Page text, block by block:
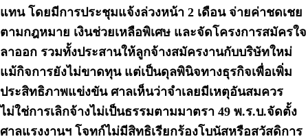
แทน โดยมีการประชุมแจ้งล่วงหน้า 2 เดือน จ่ายค่าชดเชย
ตามกฎหมาย เงินช่วยเหลือพิเศษ และจัดโครงการสมัครใจ
ลาออก รวมทั้งประสานให้ลูกจ้างสมัครงานกับบริษัทใหม่
แม้กิจการยังไม่ขาดทุน แต่เป็นดุลพินิจทางธุรกิจเพื่อเพิ่ม
ประสิทธิภาพแข่งขัน ศาลเห็นว่าจำเลยมีเหตุอันสมควร
ไม่ใช่การเลิกจ้างไม่เป็นธรรมตามมาตรา 49 พ.ร.บ.จัดตั้ง
ศาลแรงงานฯ โจทก์ไม่มีสิทธิเรียกร้องโบนัสหรือสวัสดิการ